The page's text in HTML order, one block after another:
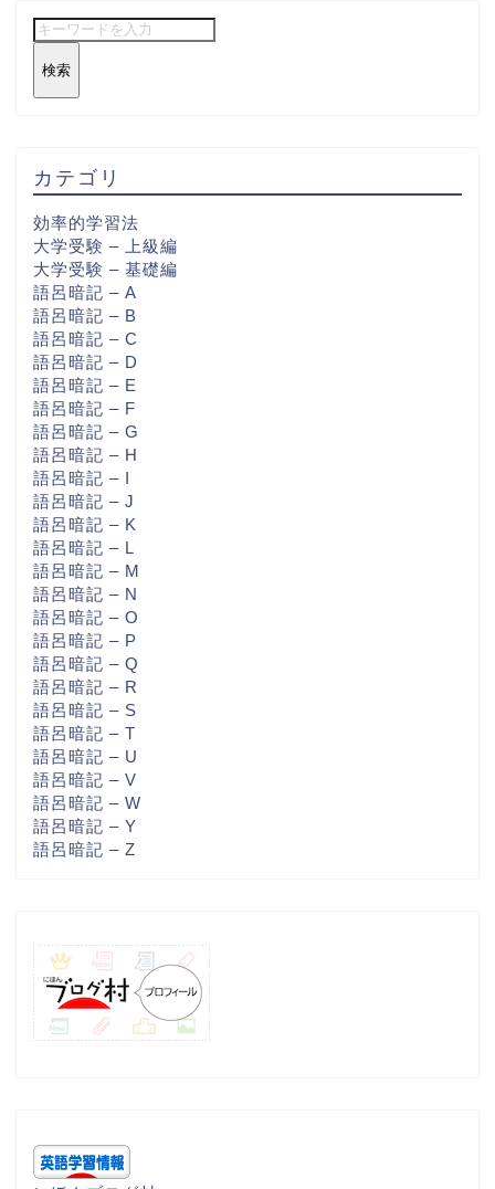
検索
カテゴリ
効率的学習法
大学受験 – 上級編
大学受験 – 基礎編
語呂暗記 – A
語呂暗記 – B
語呂暗記 – C
語呂暗記 – D
語呂暗記 – E
語呂暗記 – F
語呂暗記 – G
語呂暗記 – H
語呂暗記 – I
語呂暗記 – J
語呂暗記 – K
語呂暗記 – L
語呂暗記 – M
語呂暗記 – N
語呂暗記 – O
語呂暗記 – P
語呂暗記 – Q
語呂暗記 – R
語呂暗記 – S
語呂暗記 – T
語呂暗記 – U
語呂暗記 – V
語呂暗記 – W
語呂暗記 – Y
語呂暗記 – Z